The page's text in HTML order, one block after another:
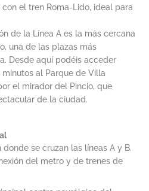
el tren Roma-Lido, ideal para
de la Línea A es la más cercana
una de las plazas más
Desde aquí podéis acceder
al Parque de Villa
el mirador del Pincio, que
de la ciudad.
se cruzan las líneas A y B.
del metro y de trenes de